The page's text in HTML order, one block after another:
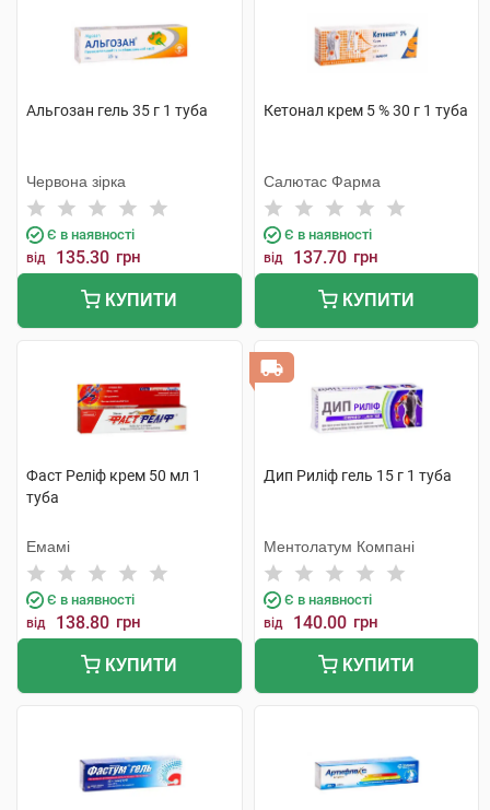
Альгозан гель 35 г 1 туба
Червона зірка
Є в наявності
від 135.30 грн
КУПИТИ
Кетонал крем 5 % 30 г 1 туба
Салютас Фарма
Є в наявності
від 137.70 грн
КУПИТИ
Фаст Реліф крем 50 мл 1
туба
Емамі
Є в наявності
від 138.80 грн
КУПИТИ
Дип Риліф гель 15 г 1 туба
Ментолатум Компані
Є в наявності
від 140.00 грн
КУПИТИ